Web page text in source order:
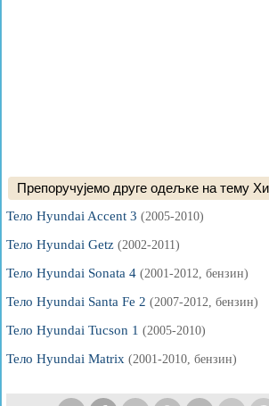
Препоручујемо друге одељке на тему
Тело Hyundai Accent 3 (2005-2010)
Тело Hyundai Getz (2002-2011)
Тело Hyundai Sonata 4 (2001-2012, бензин)
Тело Hyundai Santa Fe 2 (2007-2012, бензин)
Тело Hyundai Tucson 1 (2005-2010)
Тело Hyundai Matrix (2001-2010, бензин)